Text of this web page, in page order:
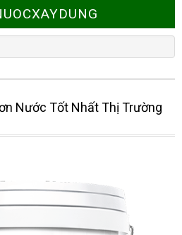
Nước Tốt Nhất Thị Trường